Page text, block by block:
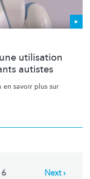
utilisation
autistes
en savoir plus sur
Page
6
Next
Next ›